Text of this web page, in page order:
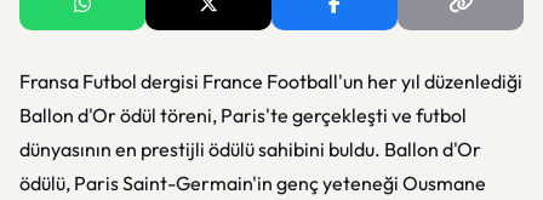
Fransa Futbol dergisi France Football'un her yıl düzenlediği
Ballon d'Or ödül töreni, Paris'te gerçekleşti ve futbol
dünyasının en prestijli ödülü sahibini buldu. Ballon d'Or
ödülü, Paris Saint-Germain'in genç yeteneği Ousmane